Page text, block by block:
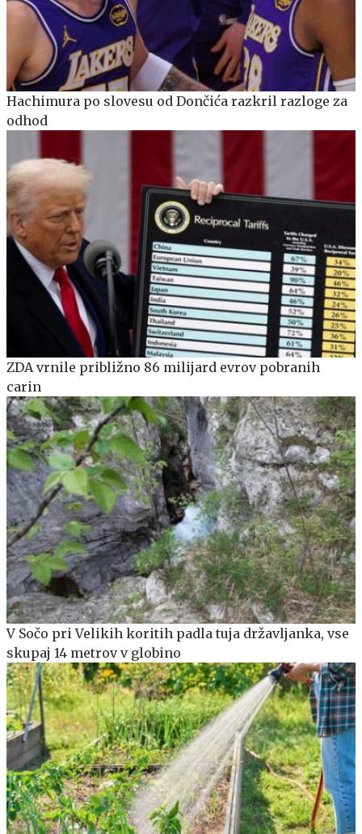
Hachimura po slovesu od Dončića razkril razloge za
odhod
ZDA vrnile približno 86 milijard evrov pobranih
carin
V Sočo pri Velikih koritih padla tuja državljanka, vse
skupaj 14 metrov v globino